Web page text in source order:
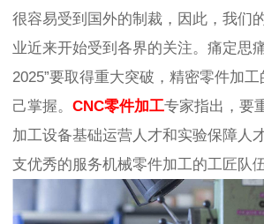
很容易受到国外的制裁，因此，我们
业近来开始受到各界的关注。痛定思
2025”要取得重大突破，精密零件加
己掌握。 CNC零件加工专家指出，要
加工设备基础运营人才和实验保障人
支优秀的服务机械零件加工的工匠队伍